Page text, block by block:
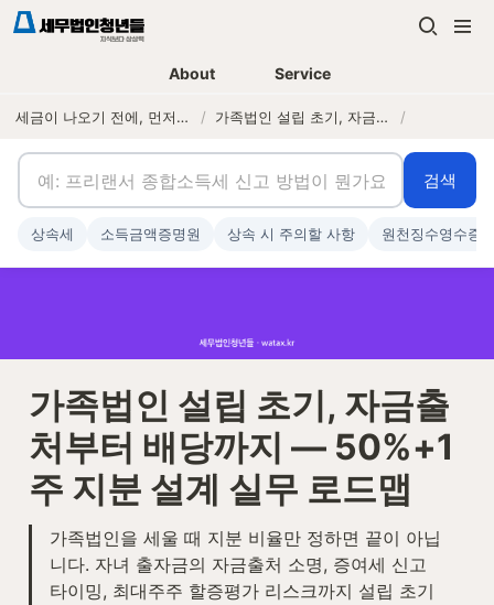
About Service
세금이 나오기 전에, 먼저 연락하는 세무법인 / 가족법인 설립 초기, 자금출처부터 배당까지 — 50%+1주 지분 설계 실무 로드맵 /
가족법인 설립 초기, 자금출
처부터 배당까지 — 50%+1
주 지분 설계 실무 로드맵
가족법인을 세울 때 지분 비율만 정하면 끝이 아닙
니다. 자녀 출자금의 자금출처 소명, 증여세 신고
타이밍, 최대주주 할증평가 리스크까지 설립 초기
검색
상속세 소득금액증명원 상속 시 주의할 사항 원천징수영수증